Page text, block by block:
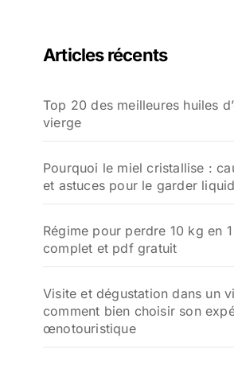
r
e
r
Articles récents
Top 20 des meilleures huiles
vierge
Pourquoi le miel cristallise :
et astuces pour le garder
Régime pour perdre 10 kg en
complet et pdf gratuit
Visite et dégustation dans un
comment bien choisir son
œnotouristique